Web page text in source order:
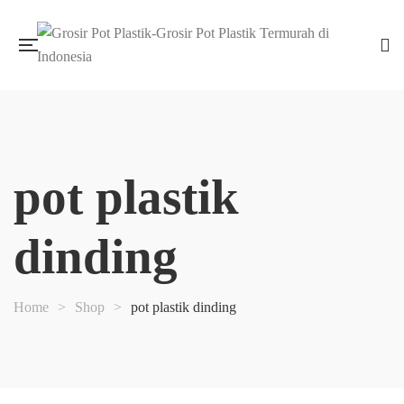
pot plastik
dinding
Home > Shop > pot plastik dinding